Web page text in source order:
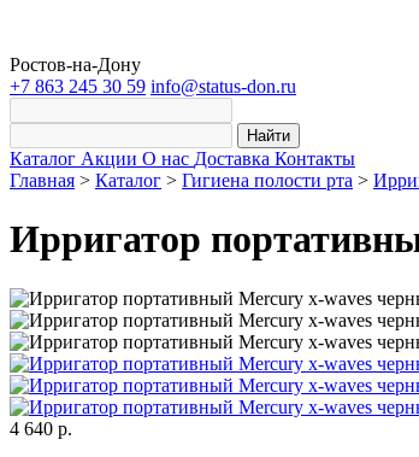
Ростов-на-Дону
+7 863 245 30 59 info@status-don.ru
Найти
Каталог Акции О нас Доставка Контакты
Главная > Каталог > Гигиена полости рта >
Ирригатор
4 640 р.